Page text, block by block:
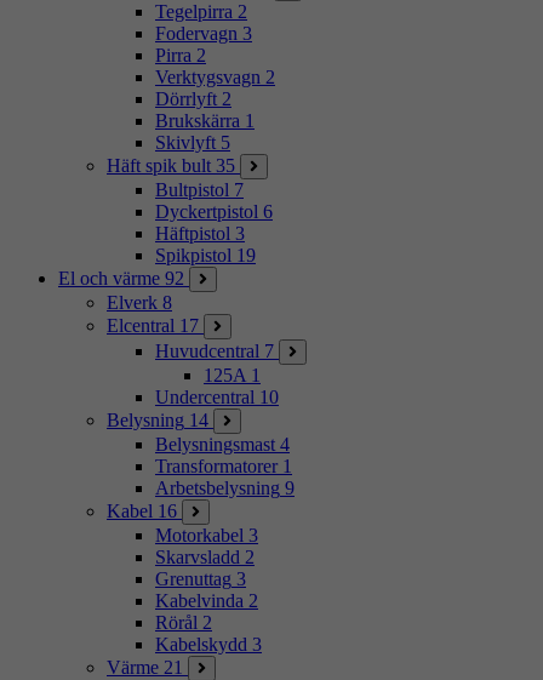
Tegelpirra 2
Fodervagn 3
Pirra 2
Verktygsvagn 2
Dörrlyft 2
Brukskärra 1
Skivlyft 5
Häft spik bult 35
Bultpistol 7
Dyckertpistol 6
Häftpistol 3
Spikpistol 19
El och värme 92
Elverk 8
Elcentral 17
Huvudcentral 7
125A 1
Undercentral 10
Belysning 14
Belysningsmast 4
Transformatorer 1
Arbetsbelysning 9
Kabel 16
Motorkabel 3
Skarvsladd 2
Grenuttag 3
Kabelvinda 2
Rörål 2
Kabelskydd 3
Värme 21